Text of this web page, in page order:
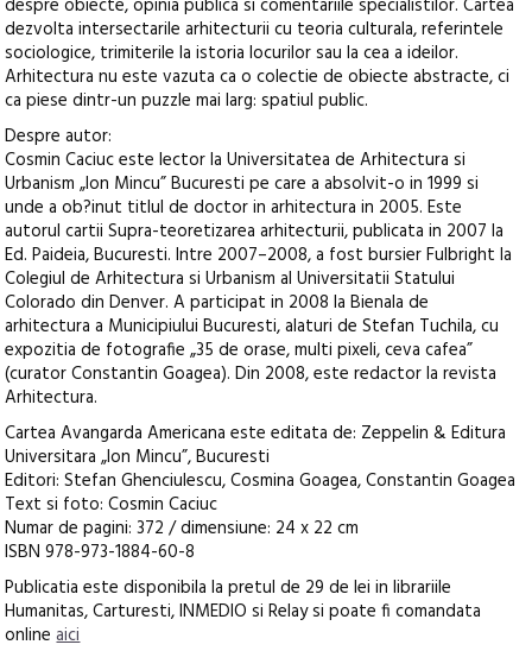
despre obiecte, opinia publica si comentariile specialistilor. Cartea
dezvolta intersectarile arhitecturii cu teoria culturala, referintele
sociologice, trimiterile la istoria locurilor sau la cea a ideilor.
Arhitectura nu este vazuta ca o colectie de obiecte abstracte, ci
ca piese dintr-un puzzle mai larg: spatiul public.
Despre autor:
Cosmin Caciuc este lector la Universitatea de Arhitectura si
Urbanism „Ion Mincu” Bucuresti pe care a absolvit-o in 1999 si
unde a ob?inut titlul de doctor in arhitectura in 2005. Este
autorul cartii Supra-teoretizarea arhitecturii, publicata in 2007 la
Ed. Paideia, Bucuresti. Intre 2007–2008, a fost bursier Fulbright la
Colegiul de Arhitectura si Urbanism al Universitatii Statului
Colorado din Denver. A participat in 2008 la Bienala de
arhitectura a Municipiului Bucuresti, alaturi de Stefan Tuchila, cu
expozitia de fotografie „35 de orase, multi pixeli, ceva cafea”
(curator Constantin Goagea). Din 2008, este redactor la revista
Arhitectura.
Cartea Avangarda Americana este editata de: Zeppelin & Editura
Universitara „Ion Mincu”, Bucuresti
Editori: Stefan Ghenciulescu, Cosmina Goagea, Constantin Goagea
Text si foto: Cosmin Caciuc
Numar de pagini: 372 / dimensiune: 24 x 22 cm
ISBN 978-973-1884-60-8
Publicatia este disponibila la pretul de 29 de lei in librariile
Humanitas, Carturesti, INMEDIO si Relay si poate fi comandata
onlineaici